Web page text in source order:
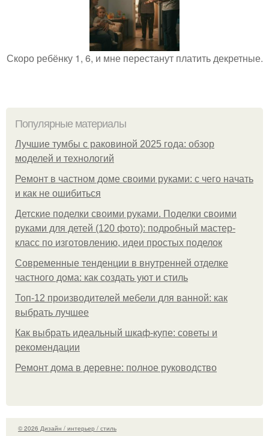
Скоро ребёнку 1, 6, и мне перестанут платить декретные.
Популярные материалы
Лучшие тумбы с раковиной 2025 года: обзор
моделей и технологий
Ремонт в частном доме своими руками: с чего начать
и как не ошибиться
Детские поделки своими руками. Поделки своими
руками для детей (120 фото): подробный мастер-
класс по изготовлению, идеи простых поделок
Современные тенденции в внутренней отделке
частного дома: как создать уют и стиль
Топ-12 производителей мебели для ванной: как
выбрать лучшее
Как выбрать идеальный шкаф-купе: советы и
рекомендации
Ремонт дома в деревне: полное руководство
© 2026 Дизайн / интерьер / стиль